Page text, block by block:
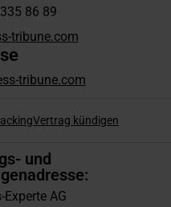
und
Experte AG
86 89
tribune.com
tribune.com
Vertrag kündigen